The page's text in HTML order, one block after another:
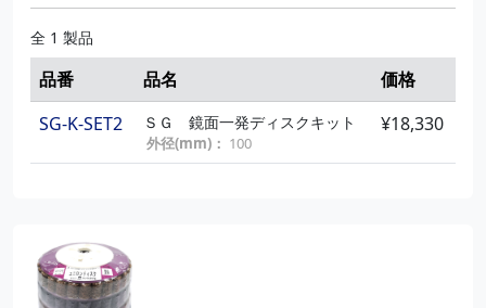
全 1 製品
品番 品名
価格
SG-K-SET2
ＳＧ 鏡面一発ディスクキット
外径(mm)： 100
¥18,330